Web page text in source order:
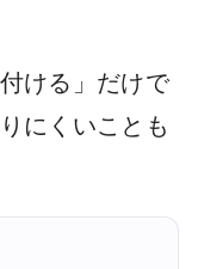
ける」だけで
にくいことも